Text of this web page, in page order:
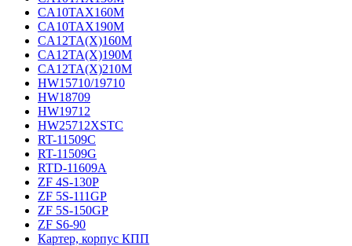
CA10TAX160M
CA10TAX190M
CA12TA(X)160M
CA12TA(X)190M
CA12TA(X)210M
HW15710/19710
HW18709
HW19712
HW25712XSTC
RT-11509C
RT-11509G
RTD-11609A
ZF 4S-130P
ZF 5S-111GP
ZF 5S-150GP
ZF S6-90
Картер, корпус КПП